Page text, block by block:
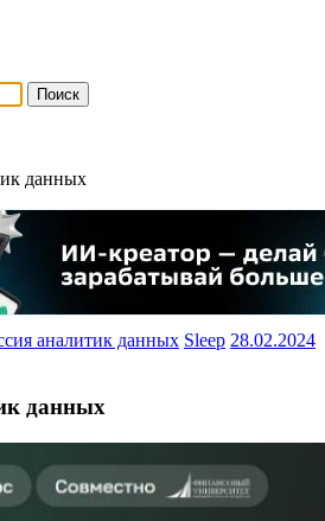
данных
аналитик данных Sleep 28.02.2024
данных